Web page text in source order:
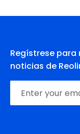
Regístrese
noticias de